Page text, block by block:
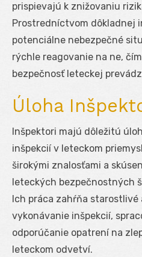
prispievajú k znižovaniu
Prostredníctvom dôkladnej
potenciálne nebezpečné
rýchle reagovanie na ne,
bezpečnosť leteckej
Úloha
Inšpektori majú dôležitú
inšpekcií v leteckom
širokými znalosťami a
leteckých bezpečnostných
Ich práca zahŕňa
vykonávanie inšpekcií,
odporúčanie opatrení na
leteckom odvetví.